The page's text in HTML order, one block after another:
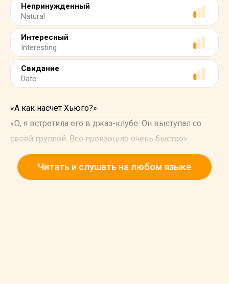
Непринужденный
Natural
Интересный
Interesting
Свидание
Date
«А как насчет Хьюго?»
«О, я встретила его в джаз-клубе. Он выступал со
своей группой. Все произошло очень быстро».
«Как он тебя пригласил на свидание?»
«Я пошла на концерт с Андреа. Брат Андреа работает
Читать и слушать на любом языке